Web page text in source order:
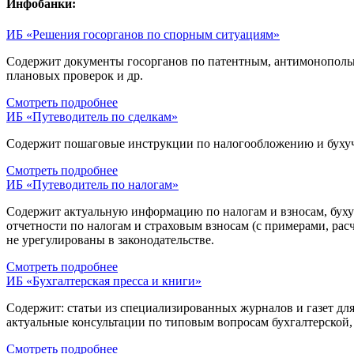
Инфобанки:
ИБ «Решения госорганов по спорным ситуациям»
Содержит документы госорганов по патентным,
плановых проверок и др.
Смотреть подробнее
ИБ «Путеводитель по сделкам»
Содержит пошаговые инструкции по налогообложению и
Смотреть подробнее
ИБ «Путеводитель по налогам»
Содержит актуальную информацию по налогам и взносам,
отчетности по налогам и страховым взносам (с примерами,
не урегулированы в законодательстве.
Смотреть подробнее
ИБ «Бухгалтерская пресса и книги»
Содержит: статьи из специализированных журналов и газет
актуальные консультации по типовым вопросам
Смотреть подробнее